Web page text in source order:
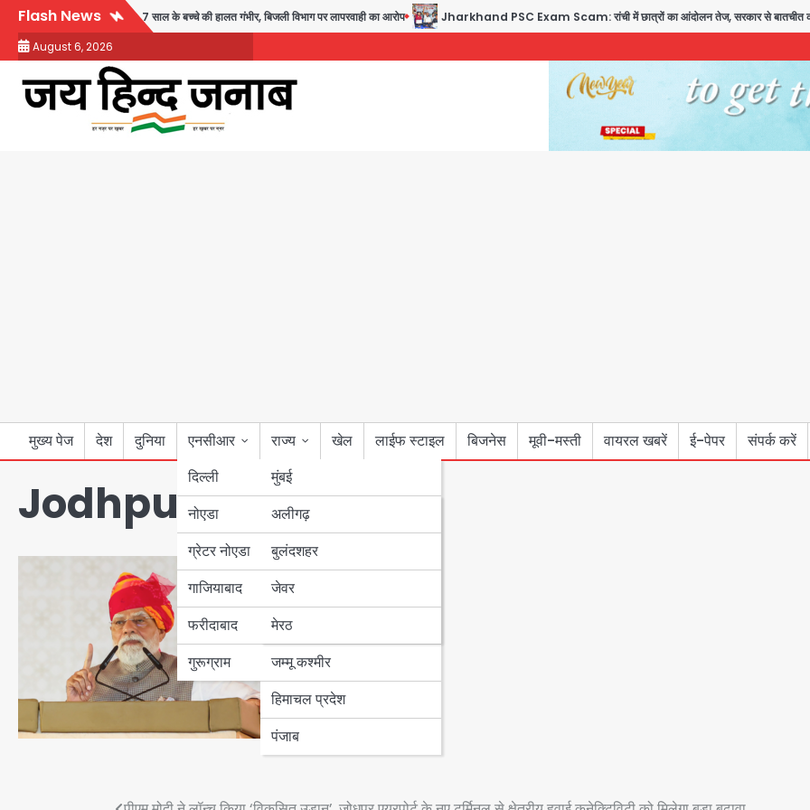
Skip
content
Flash News
ग्रिल में उतरा करंट, 7 साल के बच्चे की हालत गंभीर, बिजली विभाग पर लापरवाही का आरोप Jharkhand PSC Exam Scam: रांची में छात्रों का आंदोलन तेज, सरकार से बातचीत को
August 6, 2026
मुख्य पेज देश दुनिया
एनसीआर
दिल्ली
नोएडा
ग्रेटर नोएडा
गाजियाबाद
फरीदाबाद
गुरूग्राम
राज्य
मुंबई
उत्तर प्रदेश
अलीगढ़
बुलंदशहर
जेवर
मेरठ
बिहार
पंजाब
हरियाणा
जम्मू कश्मीर
हिमाचल प्रदेश
पंजाब
खेल लाईफ स्टाइल बिजनेस मूवी-मस्ती वायरल खबरें ई-पेपर संपर्क करें
Jodhpur Airport: